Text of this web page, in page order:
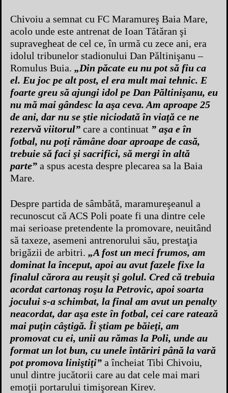
Chivoiu a semnat cu FC Maramureş Baia Mare,
acolo unde este antrenat de Ioan Tătăran şi
supravegheat de cel ce, în urmă cu zece ani, era
idolul tribunelor stadionului Dan Păltinişanu –
Romulus Buia. „Din păcate eu nu pot să fiu ca
el. Eu joc pe alt post, el era mult mai tehnic. E
foarte greu să ajungi idol pe Dan Păltinişanu, eu
nu mă mai gândesc la aşa ceva. Am aproape 25
de ani, dar nu se ştie niciodată în viaţă ce ne
rezervă viitorul” care a continuat ” aşa e în
fotbal, nu poţi rămâne doar aproape de casă,
trebuie să faci şi sacrifici, să mergi în altă
parte” a spus acesta despre plecarea sa la Baia
Mare.
Despre partida de sâmbătă, maramureşeanul a
recunoscut că ACS Poli poate fi una dintre cele
mai serioase pretendente la promovare, neuitând
să taxeze, asemeni antrenorului său, prestaţia
brigăzii de arbitri. „A fost un meci frumos, am
dominat la început, apoi au avut fazele fixe la
finalul cărora au reuşit şi golul. Cred că trebuia
acordat cartonaş roşu la Petrovic, apoi soarta
jocului s-a schimbat, la final am avut un penalty
neacordat, dar aşa este în fotbal, cei care ratează
mai puţin câştigă. Îi ştiam pe băieţi, am
promovat cu ei, unii au rămas la Poli, unde au
format un lot bun, cu unele întăriri până la vară
pot promova liniştiţi” a încheiat Tibi Chivoiu,
unul dintre jucătorii care au dat cele mai mari
emoţii portarului timişorean Kirev.